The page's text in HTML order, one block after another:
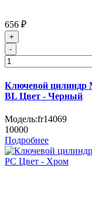
656 ₽
+
-
Ключевой цилиндр
BL Цвет - Черный
Модель:fr14069
10000
Подробнее